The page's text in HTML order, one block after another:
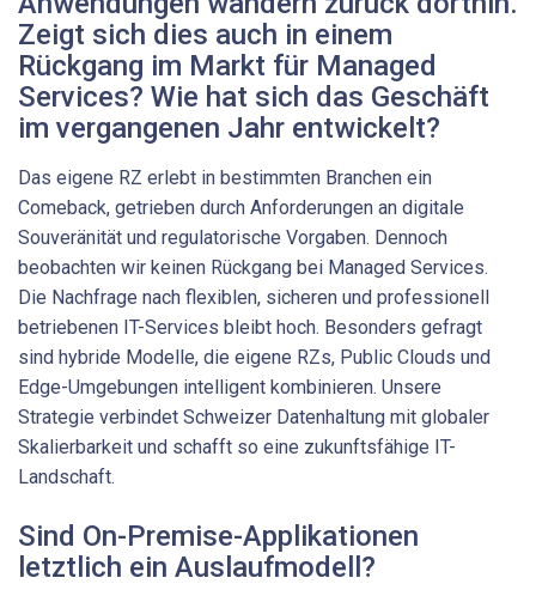
Zeigt sich dies auch in einem
Rückgang im Markt für Managed
Services? Wie hat sich das Geschäft
im vergangenen Jahr entwickelt?
Das eigene RZ erlebt in bestimmten Branchen ein
Comeback, getrieben durch Anforderungen an digitale
Souveränität und regulatorische Vorgaben. Dennoch
beobachten wir keinen Rückgang bei Managed Services.
Die Nachfrage nach flexiblen, sicheren und professionell
betriebenen IT-Services bleibt hoch. Besonders gefragt
sind hybride Modelle, die eigene RZs, Public Clouds und
Edge-Umgebungen intelligent kombinieren. Unsere
Strategie verbindet Schweizer Datenhaltung mit globaler
Skalierbarkeit und schafft so eine zukunftsfähige IT-
Landschaft.
Sind On-Premise-Applikationen
letztlich ein Auslaufmodell?